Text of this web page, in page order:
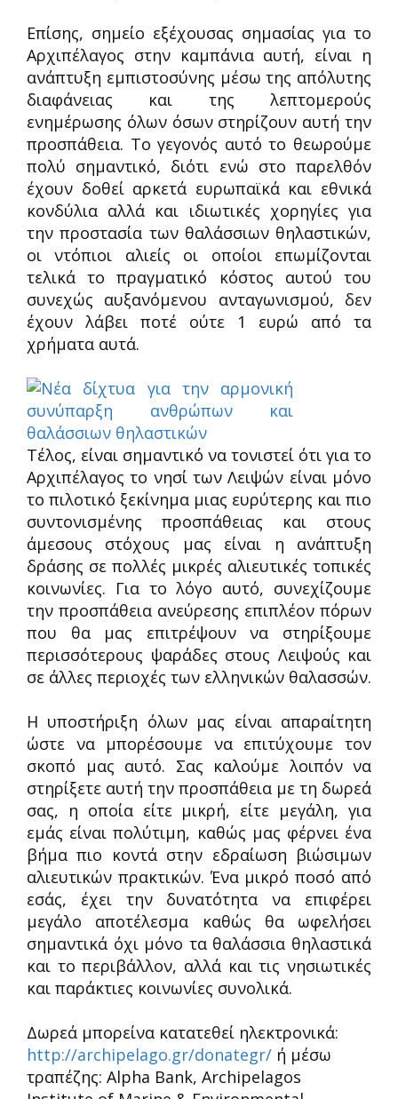
Επίσης, σημείο εξέχουσας σημασίας για το
Αρχιπέλαγος στην καμπάνια αυτή, είναι η
ανάπτυξη εμπιστοσύνης μέσω της απόλυτης
διαφάνειας και της λεπτομερούς
ενημέρωσης όλων όσων στηρίζουν αυτή την
προσπάθεια. Το γεγονός αυτό το θεωρούμε
πολύ σημαντικό, διότι ενώ στο παρελθόν
έχουν δοθεί αρκετά ευρωπαϊκά και εθνικά
κονδύλια αλλά και ιδιωτικές χορηγίες για
την προστασία των θαλάσσιων θηλαστικών,
οι ντόπιοι αλιείς οι οποίοι επωμίζονται
τελικά το πραγματικό κόστος αυτού του
συνεχώς αυξανόμενου ανταγωνισμού, δεν
έχουν λάβει ποτέ ούτε 1 ευρώ από τα
χρήματα αυτά.
Τέλος, είναι σημαντικό να τονιστεί ότι για το
Αρχιπέλαγος το νησί των Λειψών είναι μόνο
το πιλοτικό ξεκίνημα μιας ευρύτερης και πιο
συντονισμένης προσπάθειας και στους
άμεσους στόχους μας είναι η ανάπτυξη
δράσης σε πολλές μικρές αλιευτικές τοπικές
κοινωνίες. Για το λόγο αυτό, συνεχίζουμε
την προσπάθεια ανεύρεσης επιπλέον πόρων
που θα μας επιτρέψουν να στηρίξουμε
περισσότερους ψαράδες στους Λειψούς και
σε άλλες περιοχές των ελληνικών θαλασσών.
Η υποστήριξη όλων μας είναι απαραίτητη
ώστε να μπορέσουμε να επιτύχουμε τον
σκοπό μας αυτό. Σας καλούμε λοιπόν να
στηρίξετε αυτή την προσπάθεια με τη δωρεά
σας, η οποία είτε μικρή, είτε μεγάλη, για
εμάς είναι πολύτιμη, καθώς μας φέρνει ένα
βήμα πιο κοντά στην εδραίωση βιώσιμων
αλιευτικών πρακτικών. Ένα μικρό ποσό από
εσάς, έχει την δυνατότητα να επιφέρει
μεγάλο αποτέλεσμα καθώς θα ωφελήσει
σημαντικά όχι μόνο τα θαλάσσια θηλαστικά
και το περιβάλλον, αλλά και τις νησιωτικές
και παράκτιες κοινωνίες συνολικά.
Δωρεά μπορείνα κατατεθεί ηλεκτρονικά:
http://archipelago.gr/donategr/ ή μέσω
τραπέζης: Alpha Bank, Archipelagos